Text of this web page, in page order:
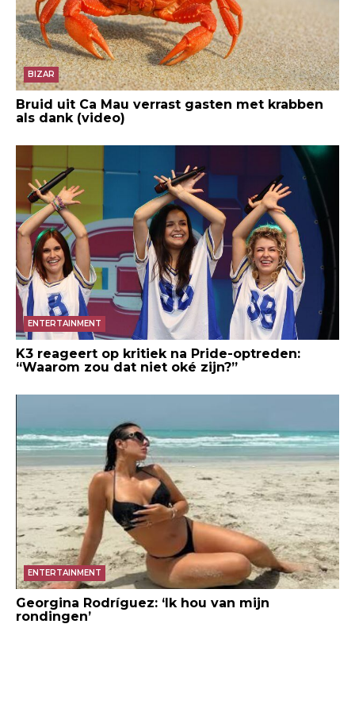
BIZAR
Bruid uit Ca Mau verrast gasten met krabben
als dank (video)
ENTERTAINMENT
K3 reageert op kritiek na Pride-optreden:
“Waarom zou dat niet oké zijn?”
ENTERTAINMENT
Georgina Rodríguez: ‘Ik hou van mijn
rondingen’